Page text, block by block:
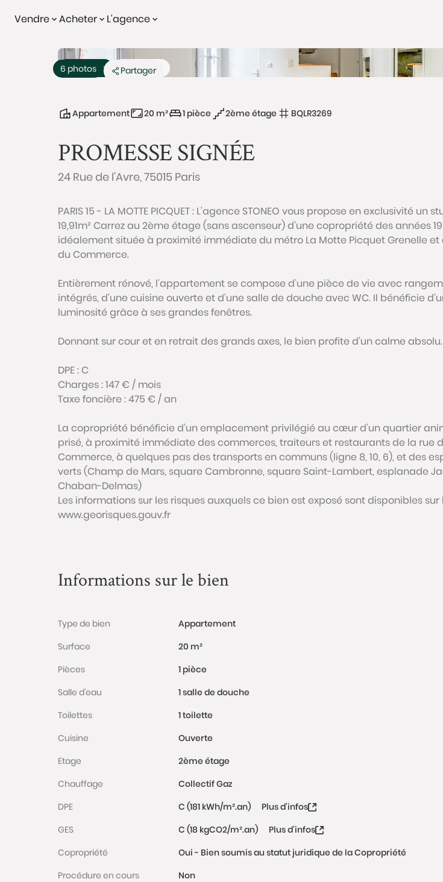
Vendre Acheter L'agence
Promesse Exclusivité
6 photos Partager
Appartement 20 m² 1 pièce 2ème étage BQLR3269
PROMESSE SIGNÉE
24 Rue de l'Avre, 75015 Paris
PARIS 15 - LA MOTTE PICQUET : L'agence STONEO vous propose en exclusivité un
19,91m² Carrez au 2ème étage (sans ascenseur) d'une copropriété des années
idéalement située à proximité immédiate du métro La Motte Picquet Grenelle et
du Commerce.
Entièrement rénové, l'appartement se compose d’une pièce de vie avec
intégrés, d'une cuisine ouverte et d'une salle de douche avec WC. Il bénéficie
luminosité grâce à ses grandes fenêtres.
Donnant sur cour et en retrait des grands axes, le bien profite d'un calme absolu.
DPE : C
Charges : 147 € / mois
Taxe foncière : 475 € / an
La copropriété bénéficie d’un emplacement privilégié au cœur d’un quartier
prisé, à proximité immédiate des commerces, traiteurs et restaurants de la rue
Commerce, à quelques pas des transports en communs (ligne 8, 10, 6), et des
verts (Champ de Mars, square Cambronne, square Saint-Lambert, esplanade
Chaban-Delmas)
Les informations sur les risques auxquels ce bien est exposé sont disponibles sur
www.georisques.gouv.fr
Informations sur le bien
Type de bien
Appartement
Surface
20 m²
Pièces
1 pièce
Salle d'eau
1 salle de douche
Toilettes
1 toilette
Cuisine
Ouverte
Etage
2ème étage
Chauffage
Collectif Gaz
DPE
C (181 kWh/m².an)
Plus d'infos
GES
C (18 kgCO2/m².an)
Plus d'infos
Copropriété
Oui - Bien soumis au statut juridique de la Copropriété
Procédure en cours
Non